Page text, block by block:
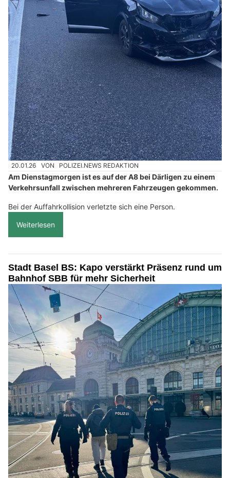
20.01.26 VON POLIZEI.NEWS REDAKTION
Am Dienstagmorgen ist es auf der A8 bei Därligen zu einem
Verkehrsunfall zwischen mehreren Fahrzeugen gekommen.
Bei der Auffahrkollision verletzte sich eine Person.
Weiterlesen
Stadt Basel BS: Kapo verstärkt Präsenz rund um
Bahnhof SBB für mehr Sicherheit